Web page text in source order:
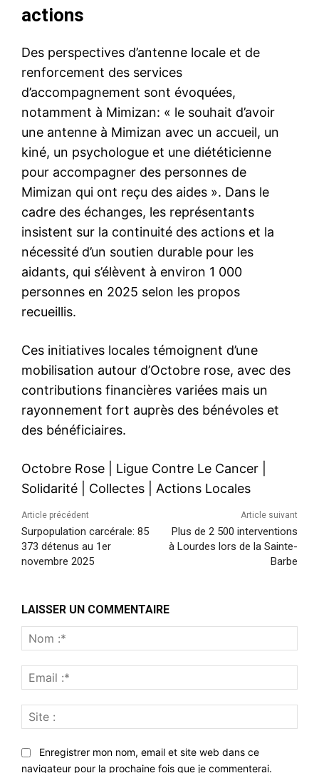
actions
Des perspectives d’antenne locale et de
renforcement des services
d’accompagnement sont évoquées,
notamment à Mimizan: « le souhait d’avoir
une antenne à Mimizan avec un accueil, un
kiné, un psychologue et une diététicienne
pour accompagner des personnes de
Mimizan qui ont reçu des aides ». Dans le
cadre des échanges, les représentants
insistent sur la continuité des actions et la
nécessité d’un soutien durable pour les
aidants, qui s’élèvent à environ 1 000
personnes en 2025 selon les propos
recueillis.
Ces initiatives locales témoignent d’une
mobilisation autour d’Octobre rose, avec des
contributions financières variées mais un
rayonnement fort auprès des bénévoles et
des bénéficiaires.
Octobre Rose Ligue Contre Le Cancer
Solidarité
Collectes Actions Locales
Article précédent
Surpopulation carcérale: 85
373 détenus au 1er
novembre 2025
Article suivant
Plus de 2 500 interventions
à Lourdes lors de la Sainte-
Barbe
LAISSER UN COMMENTAIRE
:*
:*
:
Enregistrer mon nom, email et site web dans ce
navigateur pour la prochaine fois que je commenterai.